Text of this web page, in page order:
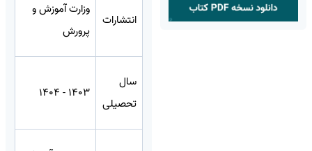
انتشارات
وزارت آموزش و
پرورش
سال
تحصیلی
1403 - 1404